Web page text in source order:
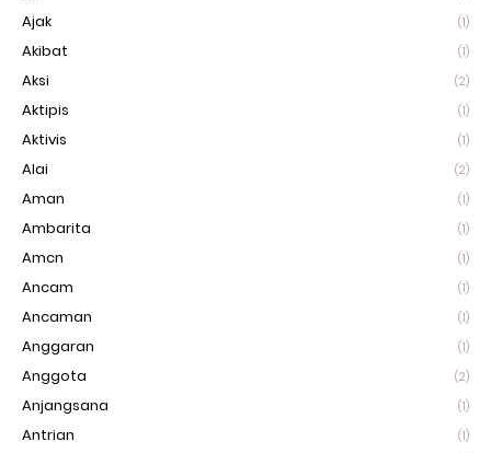
Ajak (1)
Akibat (1)
Aksi (2)
Aktipis (1)
Aktivis (1)
Alai (2)
Aman (1)
Ambarita (1)
Amcn (1)
Ancam (1)
Ancaman (1)
Anggaran (1)
Anggota (2)
Anjangsana (1)
Antrian (1)